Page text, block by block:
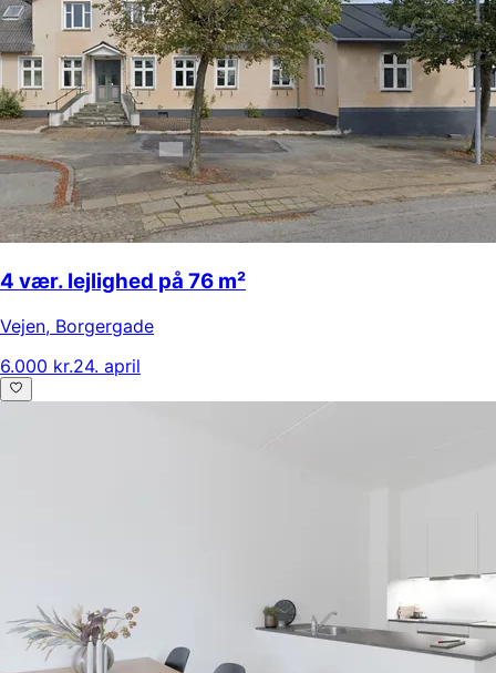
4 vær. lejlighed på 76 m²
Vejen, Borgergade
6.000 kr.24. april